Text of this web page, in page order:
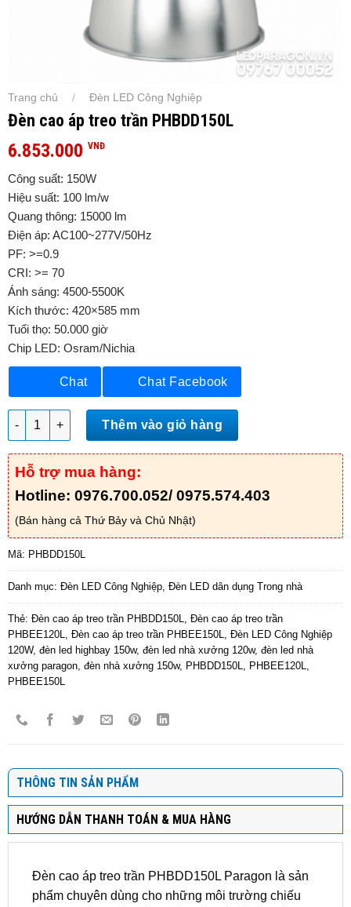
Trang chủ / Đèn LED Công Nghiệp
Đèn cao áp treo trần PHBDD150L
6.853.000 VNĐ
Công suất: 150W
Hiệu suất: 100 lm/w
Quang thông: 15000 lm
Điện áp: AC100~277V/50Hz
PF: >=0.9
CRI: >= 70
Ánh sáng: 4500-5500K
Kích thước: 420×585 mm
Tuổi thọ: 50.000 giờ
Chip LED: Osram/Nichia
Chat Chat Facebook
Đèn cao áp treo trần PHBDD150L số lượng
Thêm vào giỏ hàng
Hỗ trợ mua hàng:
Hotline: 0976.700.052/ 0975.574.403
(Bán hàng cả Thứ Bảy và Chủ Nhật)
Mã: PHBDD150L
Danh mục: Đèn LED Công Nghiệp Đèn LED dân dụng Trong nhà
Thẻ: Đèn cao áp treo trần PHBDD150L
Đèn cao áp treo trần
PHBEE120L
Đèn cao áp treo trần PHBEE150L
Đèn LED Công Nghiệp
120W, đèn led highbay 150w, đèn led nhà xưởng 120w, đèn led nhà
xưởng paragon đèn nhà xưởng 150w, PHBDD150L PHBEE120L
PHBEE150L
THÔNG TIN SẢN PHẨM
HƯỚNG DẪN THANH TOÁN & MUA HÀNG
Đèn cao áp treo trần PHBDD150L Paragon là sản
phẩm chuyên dùng cho những môi trường chiếu